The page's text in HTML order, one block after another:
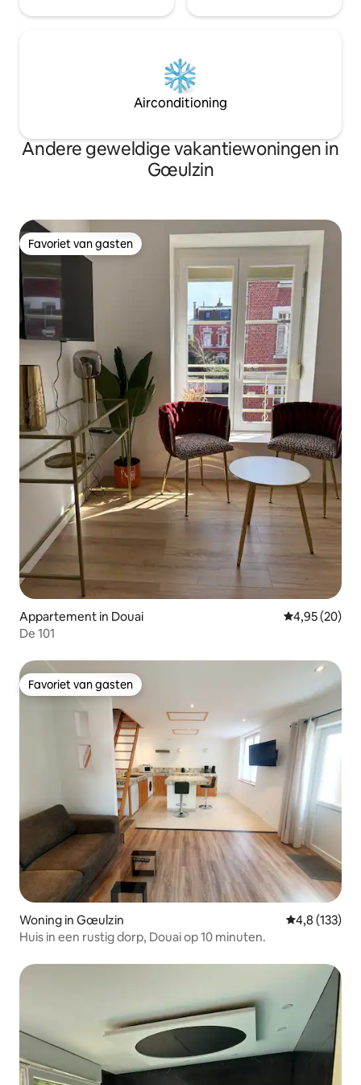
Airconditioning
Andere geweldige vakantiewoningen in
Gœulzin
Favoriet van gasten
Favoriet van gasten
Appartement in Douai Gemiddelde
4,95 (20)
De 101
Favoriet van gasten
Favoriet van gasten
Woning in Gœulzin Gemiddelde
4,8 (133)
Huis in een rustig dorp, Douai op 10 minuten.